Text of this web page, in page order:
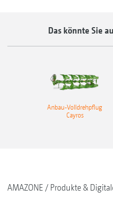
Das könnte Sie
Anbau-Volldrehpflug
Cayros
AMAZONE Produkte &